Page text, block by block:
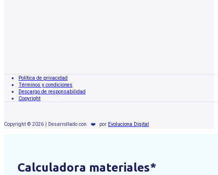
Política de privacidad
Términos y condiciones
Descargo de responsabilidad
Copyright
Copyright © 2026 | Desarrollado con ❤️ por Evoluciona Digital
Calculadora materiales*